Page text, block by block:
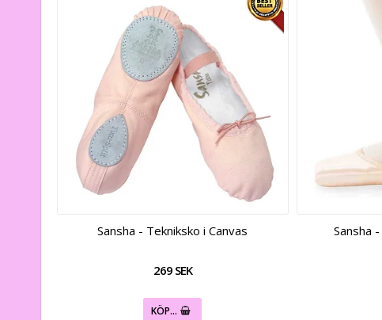
Sansha - Tekniksko i Canvas
269 SEK
KÖP…
Sansha